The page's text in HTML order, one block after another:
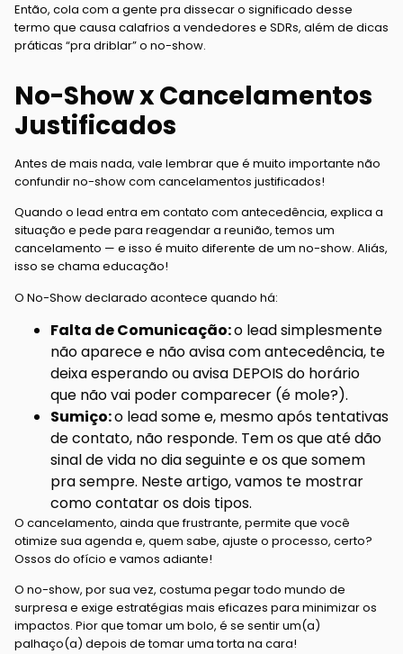
Então, cola com a gente pra dissecar o significado desse
termo que causa calafrios a vendedores e SDRs, além de dicas
práticas “pra driblar” o no-show.
No-Show x Cancelamentos
Justificados
Antes de mais nada, vale lembrar que é muito importante não
confundir no-show com cancelamentos justificados!
Quando o lead entra em contato com antecedência, explica a
situação e pede para reagendar a reunião, temos um
cancelamento — e isso é muito diferente de um no-show. Aliás,
isso se chama educação!
O No-Show declarado acontece quando há:
Falta de Comunicação:o lead simplesmente
não aparece e não avisa com antecedência, te
deixa esperando ou avisa DEPOIS do horário
que não vai poder comparecer (é mole?).
Sumiço:o lead some e, mesmo após tentativas
de contato, não responde. Tem os que até dão
sinal de vida no dia seguinte e os que somem
pra sempre. Neste artigo, vamos te mostrar
como contatar os dois tipos.
O cancelamento, ainda que frustrante, permite que você
otimize sua agenda e, quem sabe, ajuste o processo, certo?
Ossos do ofício e vamos adiante!
O no-show, por sua vez, costuma pegar todo mundo de
surpresa e exige estratégias mais eficazes para minimizar os
impactos. Pior que tomar um bolo, é se sentir um(a)
palhaço(a) depois de tomar uma torta na cara!